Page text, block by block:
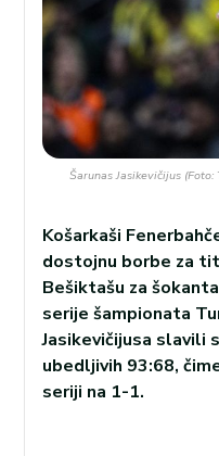
Šarunas Jasikevičijus
Košarkaši
dostojnu borbe za
Bešiktašu za
serije šampionata
Jasikevičijusa slavili
ubedljivih 93:68,
seriji na 1-1.